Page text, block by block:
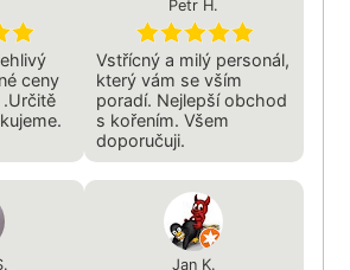
ceny
Petr H.
Vstřícný a milý personál,
který vám se vším
poradí. Nejlepší obchod
s kořením. Všem
doporučuji.
Jan K.